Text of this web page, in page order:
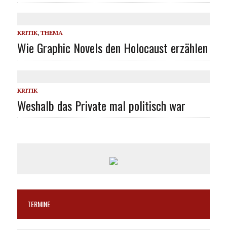
KRITIK, THEMA
Wie Graphic Novels den Holocaust erzählen
KRITIK
Weshalb das Private mal politisch war
TERMINE